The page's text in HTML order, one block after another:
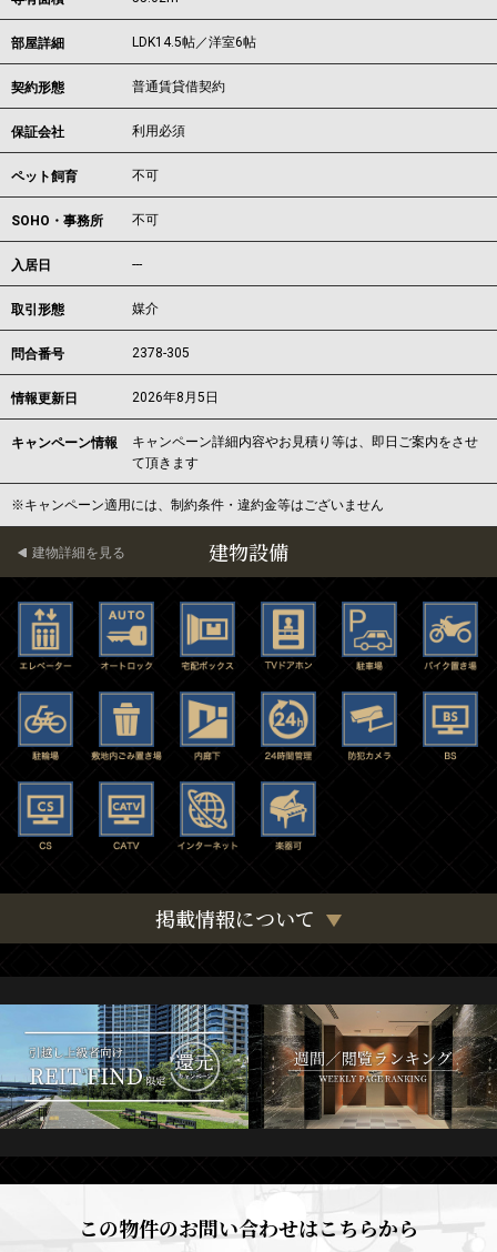
部屋詳細 LDK14.5帖／洋室6帖
契約形態 普通賃貸借契約
保証会社 利用必須
ペット飼育 不可
SOHO・事務所 不可
入居日 ---
取引形態 媒介
問合番号 2378-305
情報更新日 2026年8月5日
キャンペーン情報
キャンペーン詳細内容やお見積り等は、即日ご案内をさせ
て頂きます
※キャンペーン適用には、制約条件・違約金等はございません
建物設備
建物詳細を見る
掲載情報について
この物件のお問い合わせはこちらから